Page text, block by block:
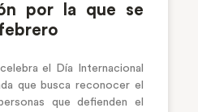
por la que se
el Día Internacional
que busca reconocer el
que defienden el